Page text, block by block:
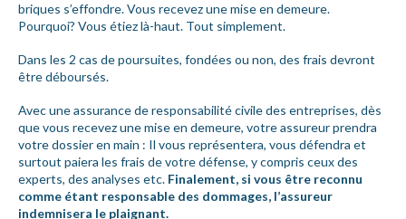
briques s’effondre. Vous recevez une mise en demeure.
Pourquoi? Vous étiez là-haut. Tout simplement.
Dans les 2 cas de poursuites, fondées ou non, des frais devront
être déboursés.
Avec une assurance de responsabilité civile des entreprises, dès
que vous recevez une mise en demeure, votre assureur prendra
votre dossier en main : Il vous représentera, vous défendra et
surtout paiera les frais de votre défense, y compris ceux des
experts, des analyses etc. Finalement, si vous être reconnu
comme étant responsable des dommages, l’assureur
indemnisera le plaignant.